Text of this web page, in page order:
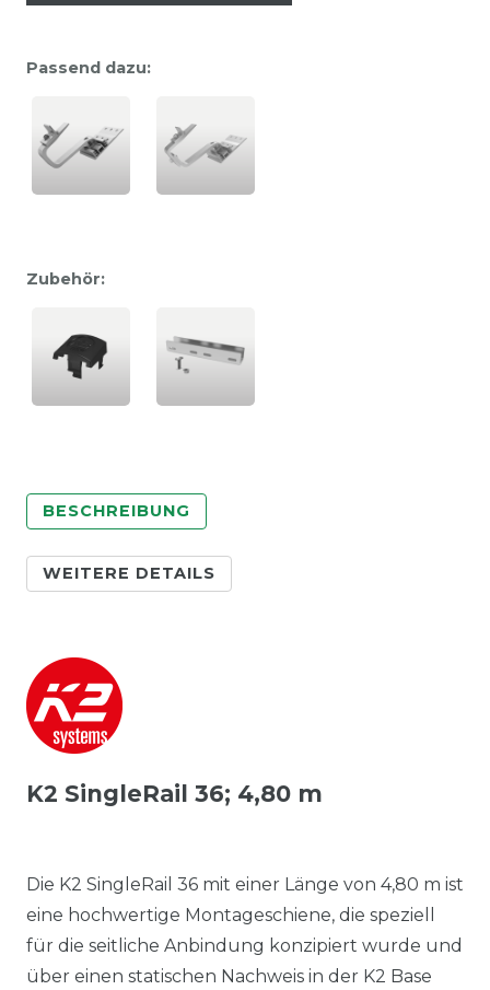
Passend dazu:
Zubehör:
BESCHREIBUNG
WEITERE DETAILS
K2 SingleRail 36; 4,80 m
Die K2 SingleRail 36 mit einer Länge von 4,80 m ist
eine hochwertige Montageschiene, die speziell
für die seitliche Anbindung konzipiert wurde und
über einen statischen Nachweis in der K2 Base